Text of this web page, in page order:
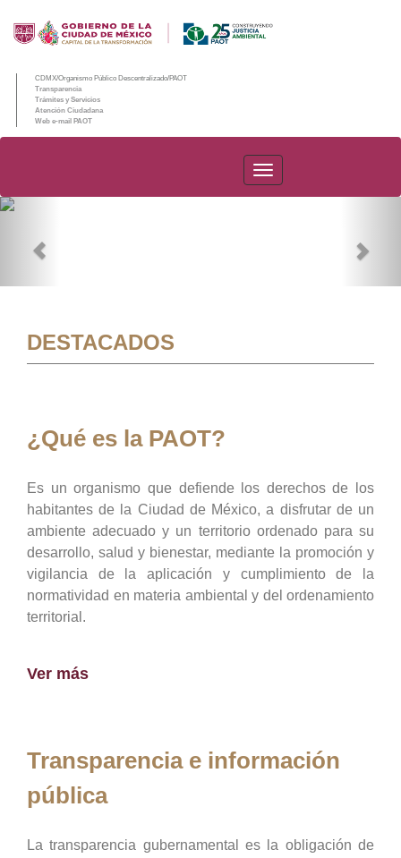
CDMX/Organismo Público Descentralizado/PAOT
Transparencia
Trámites y Servicios
Atención Ciudadana
Web e-mail PAOT
PAOT
DESTACADOS
¿Qué es la PAOT?
Es un organismo que defiende los derechos de los
habitantes de la Ciudad de México, a disfrutar de un
ambiente adecuado y un territorio ordenado para su
desarrollo, salud y bienestar, mediante la promoción y
vigilancia de la aplicación y cumplimiento de la
normatividad en materia ambiental y del ordenamiento
territorial.
Ver más
Transparencia e información
pública
La transparencia gubernamental es la obligación de